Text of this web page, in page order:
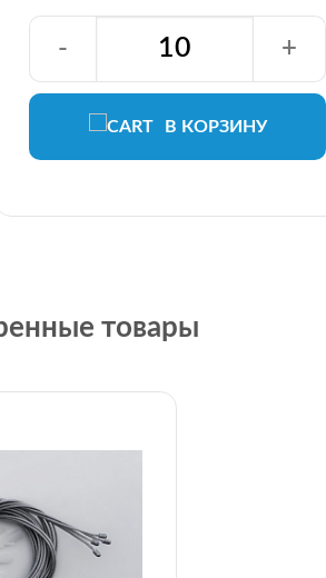
В КОРЗИНУ
- +
товары